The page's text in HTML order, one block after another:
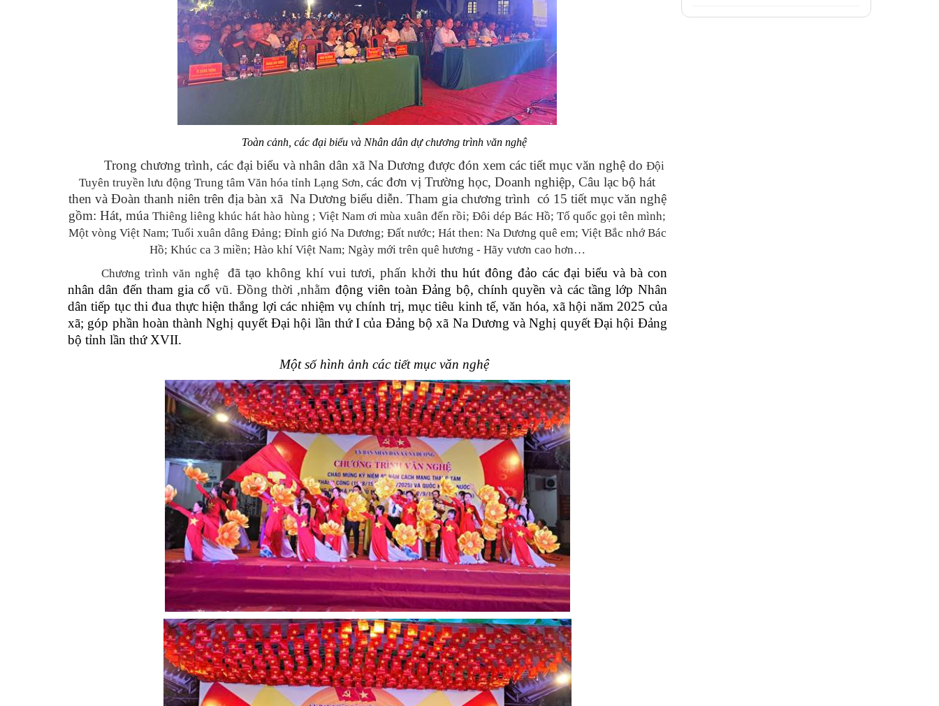
Toàn cảnh, các đại biểu và Nhân dân dự chương trình văn nghệ
Trong chương trình, các đại biểu và nhân dân xã Na Dương được đón xem các tiết mục văn nghệ do Đội
Tuyên truyền lưu động Trung tâm Văn hóa tỉnh Lạng Sơn,các đơn vị Trường học, Doanh nghiệp, Câu lạc bộ hát
then và Đoàn thanh niên trên địa bàn xã Na Dương biểu diễn. Tham gia chương trình có 15 tiết mục văn nghệ
gồm: Hát, múaThiêng liêng khúc hát hào hùng ; Việt Nam ơi mùa xuân đến rồi; Đôi dép Bác Hồ; Tổ quốc gọi tên mình;
Một vòng Việt Nam; Tuổi xuân dâng Đảng; Đỉnh gió Na Dương; Đất nước; Hát then: Na Dương quê em; Việt Bắc nhớ Bác
Hồ; Khúc ca 3 miền; Hào khí Việt Nam; Ngày mới trên quê hương - Hãy vươn cao hơn…
Chương trình văn nghệ
đã tạo không khí vui tươi, phấn khởi thu hút đông đảo các đại biểu và bà con
nhân dân đến tham gia cổ vũ. Đồng thời ,nhằm động viên toàn Đảng bộ, chính quyền và các tầng lớp Nhân
dân tiếp tục thi đua thực hiện thắng lợi các nhiệm vụ chính trị, mục tiêu kinh tế, văn hóa, xã hội năm 2025 của
xã; góp phần hoàn thành Nghị quyết Đại hội lần thứ I của Đảng bộ xã Na Dương và Nghị quyết Đại hội Đảng
bộ tỉnh lần thứ XVII.
Một số hình ảnh các tiết mục văn nghệ